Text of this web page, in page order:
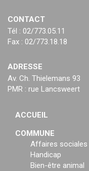
CONTACT
Tél : 02/773.05.11
Fax : 02/773.18.18
ADRESSE
Av. Ch. Thielemans 93
PMR : rue Lancsweert
ACCUEIL
COMMUNE
Affaires sociales
Handicap
Bien-être animal